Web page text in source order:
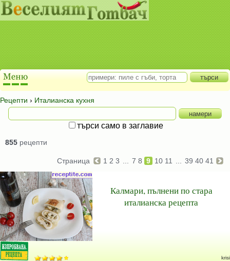
Рецепти › Италианска кухня
търси само в заглавие
855 рецепти
Страница 1 2 3 7 8 9 10 11 39 40 41
Калмари, пълнени по стара
италианска рецепта
krisi